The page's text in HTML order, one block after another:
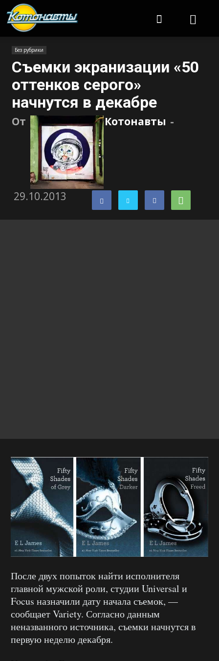
Без рубрики
Съемки экранизации «50
оттенков серого»
начнутся в декабре
От Котонавты -
29.10.2013
После двух попыток найти исполнителя
главной мужской роли, студии Universal и
Focus назначили дату начала съемок, —
сообщает Variety. Согласно данным
неназванного источника, съемки начнутся в
первую неделю декабря.